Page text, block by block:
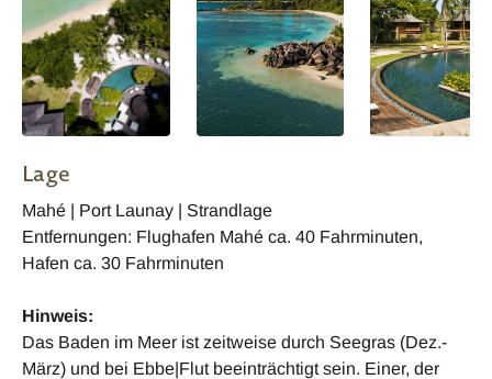
Lage
Mahé | Port Launay | Strandlage
Entfernungen: Flughafen Mahé ca. 40 Fahrminuten,
Hafen ca. 30 Fahrminuten
Hinweis:
Das Baden im Meer ist zeitweise durch Seegras (Dez.-
März) und bei Ebbe|Flut beeinträchtigt sein. Einer, der